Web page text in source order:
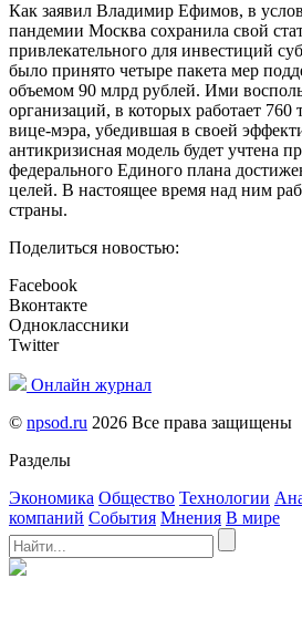
Как заявил Владимир Ефимов, в
пандемии Москва сохранила свой
привлекательного для инвестиций
было принято четыре пакета мер
объемом 90 млрд рублей. Ими
организаций, в которых работает
вице-мэра, убедившая в своей
антикризисная модель будет учтена
федерального Единого плана
целей. В настоящее время над ним
страны.
Поделиться новостью:
Facebook
Вконтакте
Одноклассники
Twitter
Онлайн журнал
© npsod.ru 2026 Все права защищены
Разделы
Экономика Общество Технологии
компаний События Мнения В мире